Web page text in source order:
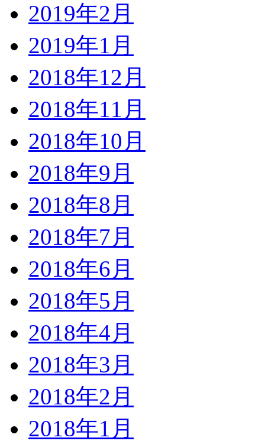
2019年2月
2019年1月
2018年12月
2018年11月
2018年10月
2018年9月
2018年8月
2018年7月
2018年6月
2018年5月
2018年4月
2018年3月
2018年2月
2018年1月